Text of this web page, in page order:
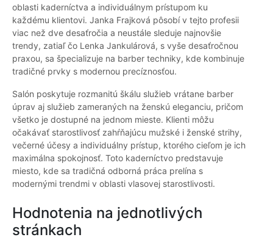
oblasti kaderníctva a individuálnym prístupom ku
každému klientovi. Janka Frajková pôsobí v tejto profesii
viac než dve desaťročia a neustále sleduje najnovšie
trendy, zatiaľ čo Lenka Jankulárová, s vyše desaťročnou
praxou, sa špecializuje na barber techniky, kde kombinuje
tradičné prvky s modernou precíznosťou.
Salón poskytuje rozmanitú škálu služieb vrátane barber
úprav aj služieb zameraných na ženskú eleganciu, pričom
všetko je dostupné na jednom mieste. Klienti môžu
očakávať starostlivosť zahŕňajúcu mužské i ženské strihy,
večerné účesy a individuálny prístup, ktorého cieľom je ich
maximálna spokojnosť. Toto kaderníctvo predstavuje
miesto, kde sa tradičná odborná práca prelína s
modernými trendmi v oblasti vlasovej starostlivosti.
Hodnotenia na jednotlivých
stránkach